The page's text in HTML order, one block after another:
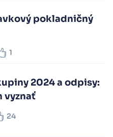
pokladničný
1
2024 a odpisy:
vyznať
24